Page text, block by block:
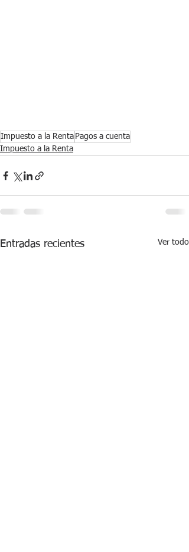
Impuesto a la Renta Pagos a cuenta
Impuesto a la Renta
Entradas recientes Ver todo